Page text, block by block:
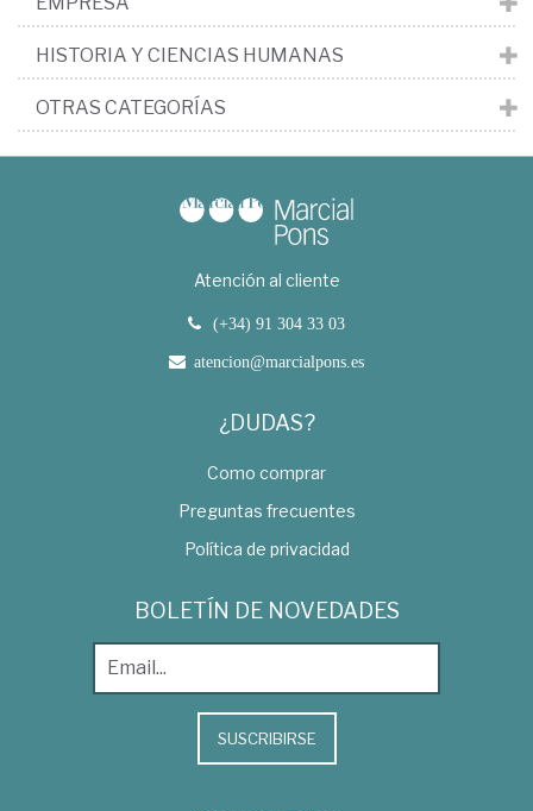
HISTORIA Y CIENCIAS HUMANAS
OTRAS CATEGORÍAS
Atención al cliente
(+34) 91 304 33 03
atencion@marcialpons.es
¿DUDAS?
Como comprar
Preguntas frecuentes
Política de privacidad
BOLETÍN DE NOVEDADES
SUSCRIBIRSE